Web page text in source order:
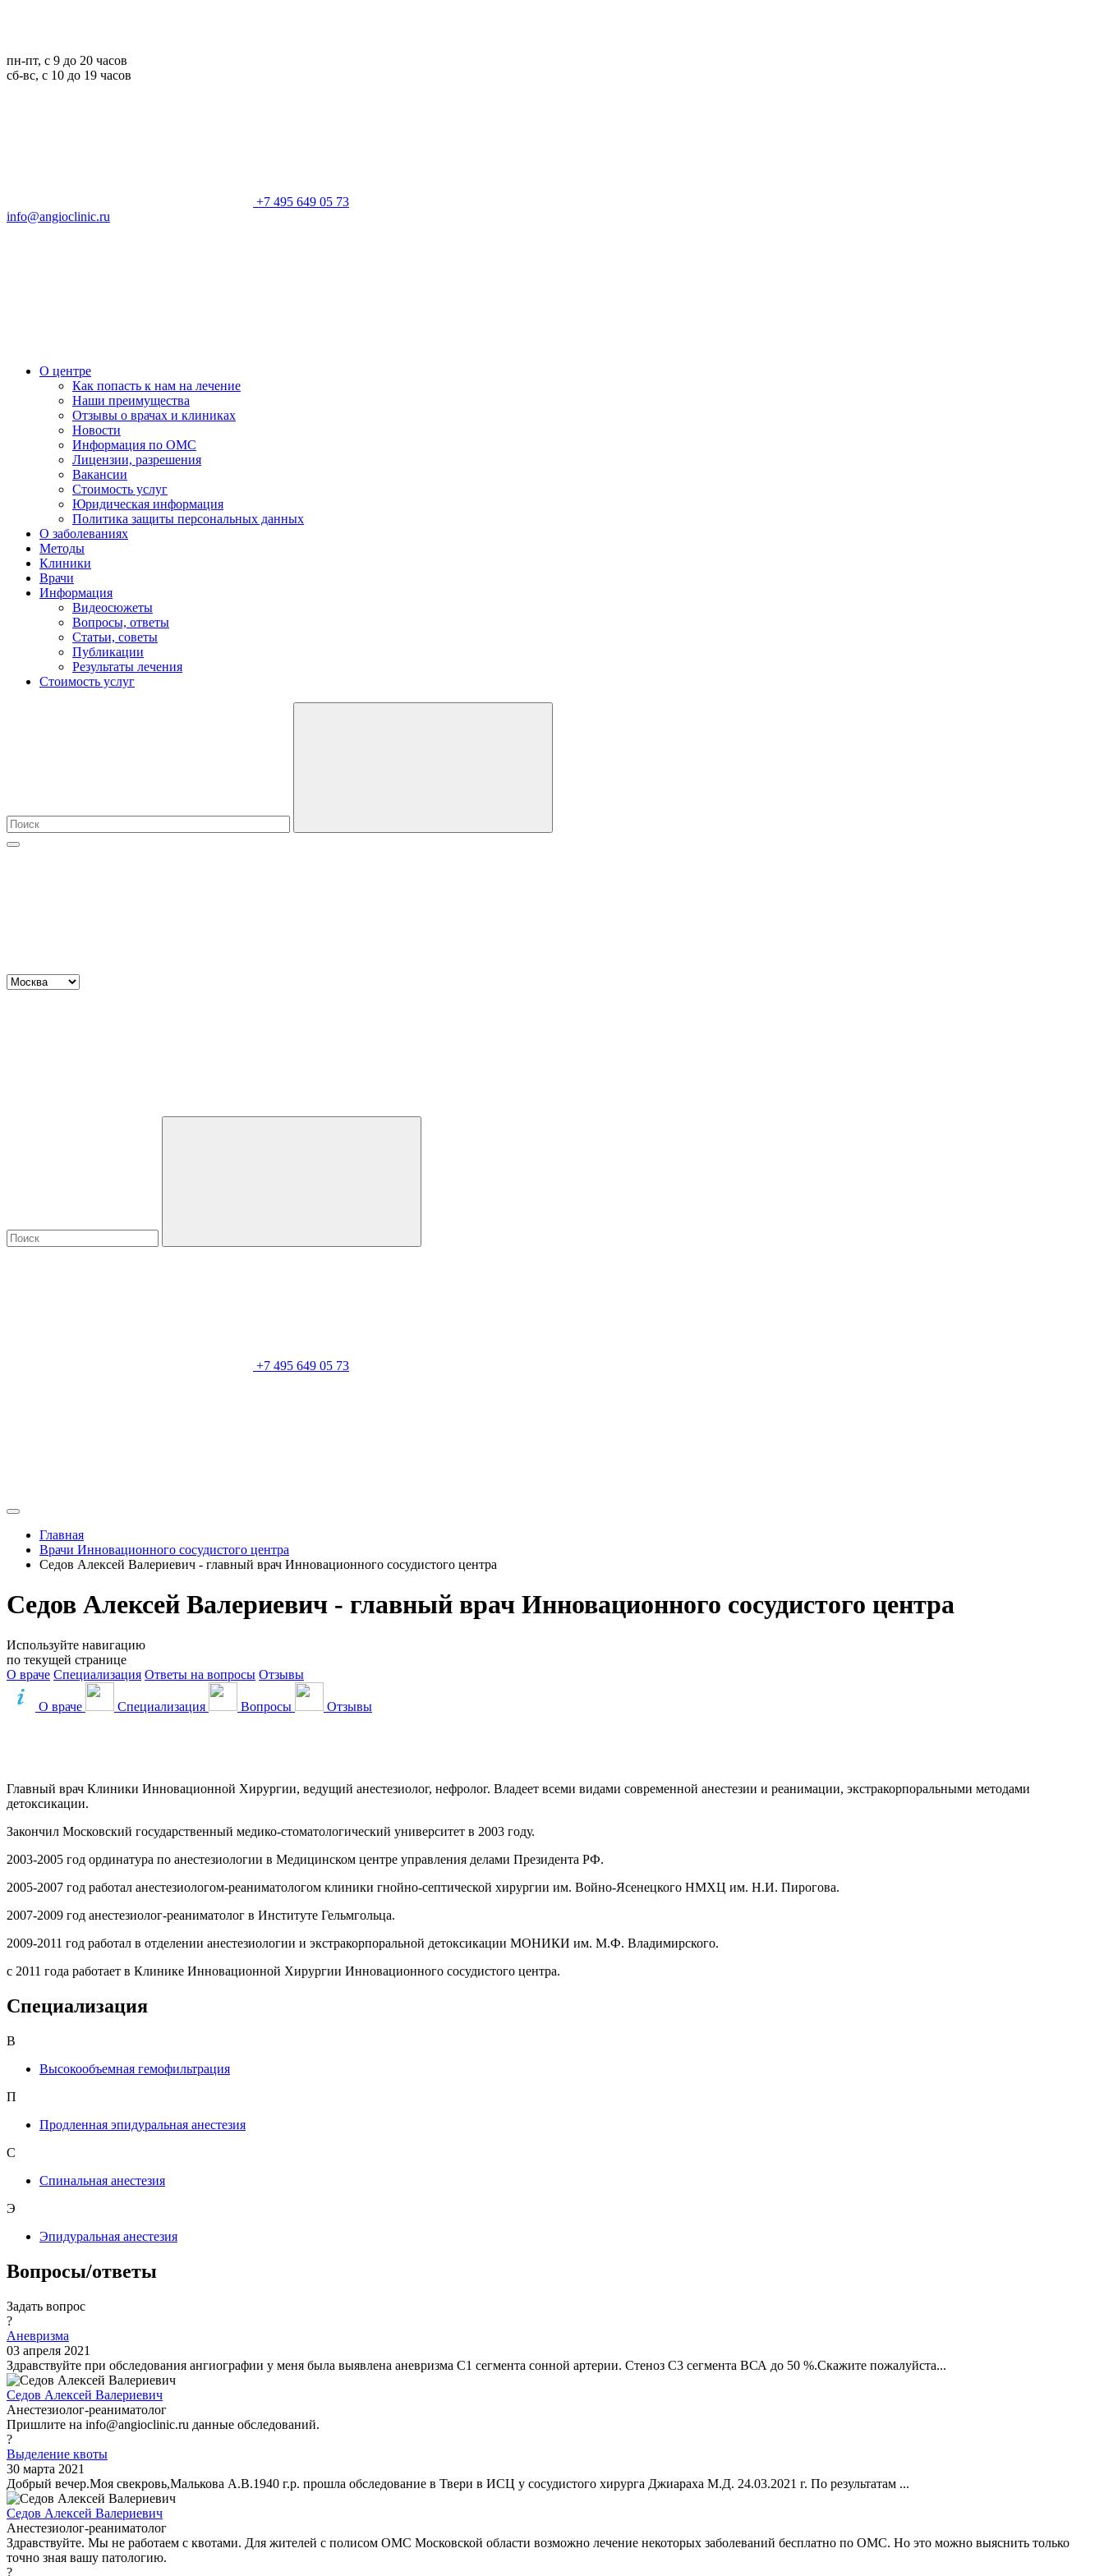
пн-пт, с 9 до 20 часов
сб-вс, с 10 до 19 часов
+7 495 649 05 73
info@angioclinic.ru
О центре
Как попасть к нам на лечение
Наши преимущества
Отзывы о врачах и клиниках
Новости
Информация по ОМС
Лицензии, разрешения
Вакансии
Стоимость услуг
Юридическая информация
Политика защиты персональных данных
О заболеваниях
Методы
Клиники
Врачи
Информация
Видеосюжеты
Вопросы, ответы
Статьи, советы
Публикации
Результаты лечения
Стоимость услуг
+7 495 649 05 73
Главная
Врачи Инновационного сосудистого центра
Седов Алексей Валериевич - главный врач Инновационного сосудистого центра
Седов Алексей Валериевич - главный врач Инновационного сосудистого центра
Используйте навигацию
по текущей странице
О враче Специализация Ответы на вопросы Отзывы
О враче Специализация Вопросы
Отзывы
Главный врач Клиники Инновационной Хирургии, ведущий анестезиолог, нефролог. Владеет всеми видами современной анестезии и реанимации, экстракорпоральными методами
детоксикации.
Закончил Московский государственный медико-стоматологический университет в 2003 году.
2003-2005 год ординатура по анестезиологии в Медицинском центре управления делами Президента РФ.
2005-2007 год работал анестезиологом-реаниматологом клиники гнойно-септической хирургии им. Войно-Ясенецкого НМХЦ им. Н.И. Пирогова.
2007-2009 год анестезиолог-реаниматолог в Институте Гельмгольца.
2009-2011 год работал в отделении анестезиологии и экстракорпоральной детоксикации МОНИКИ им. М.Ф. Владимирского.
с 2011 года работает в Клинике Инновационной Хирургии Инновационного сосудистого центра.
Специализация
В
Высокообъемная гемофильтрация
П
Продленная эпидуральная анестезия
С
Спинальная анестезия
Э
Эпидуральная анестезия
Вопросы/ответы
Задать вопрос
?
Аневризма
03 апреля 2021
Здравствуйте при обследования ангиографии у меня была выявлена аневризма С1 сегмента сонной артерии. Стеноз С3 сегмента ВСА до 50 %.Скажите пожалуйста...
Седов Алексей Валериевич
Анестезиолог-реаниматолог
Пришлите на info@angioclinic.ru данные обследований.
?
Выделение квоты
30 марта 2021
Добрый вечер.Моя свекровь,Малькова А.В.1940 г.р. прошла обследование в Твери в ИСЦ у сосудистого хирурга Джиараха М.Д. 24.03.2021 г. По результатам ...
Седов Алексей Валериевич
Анестезиолог-реаниматолог
Здравствуйте. Мы не работаем с квотами. Для жителей с полисом ОМС Московской области возможно лечение некоторых заболеваний бесплатно по ОМС. Но это можно выяснить только
точно зная вашу патологию.
?